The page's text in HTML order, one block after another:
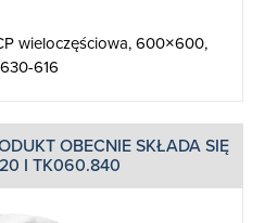
wieloczęściowa, 600×600,
616
OBECNIE SKŁADA SIĘ
I TK060.840